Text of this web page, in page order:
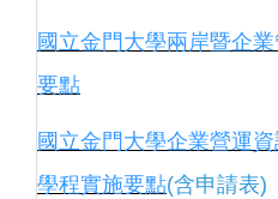
國立金門大學兩岸暨企
要點
國立金門大學企業營運
學程實施要點(含申請表)